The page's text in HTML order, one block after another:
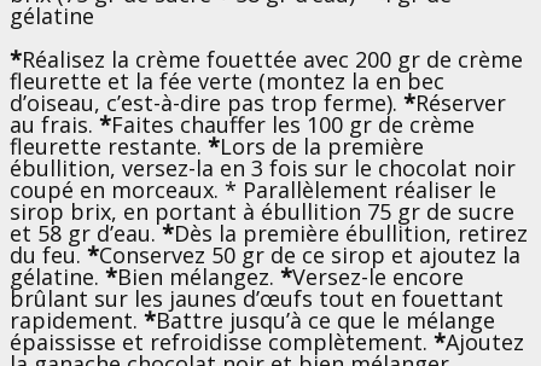
gélatine
*Réalisez la crème fouettée avec 200 gr de crème
fleurette et la fée verte (montez la en bec
d’oiseau, c’est-à-dire pas trop ferme). *Réserver
au frais. *Faites chauffer les 100 gr de crème
fleurette restante. *Lors de la première
ébullition, versez-la en 3 fois sur le chocolat noir
coupé en morceaux. * Parallèlement réaliser le
sirop brix, en portant à ébullition 75 gr de sucre
et 58 gr d’eau.*Dès la première ébullition, retirez
du feu. *Conservez 50 gr de ce sirop et ajoutez la
gélatine. *Bien mélangez. *Versez-le encore
brûlant sur les jaunes d’œufs tout en fouettant
rapidement. *Battre jusqu’à ce que le mélange
épaississe et refroidisse complètement. *Ajoutez